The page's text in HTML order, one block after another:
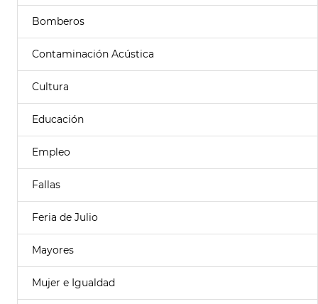
Bomberos
Contaminación Acústica
Cultura
Educación
Empleo
Fallas
Feria de Julio
Mayores
Mujer e Igualdad